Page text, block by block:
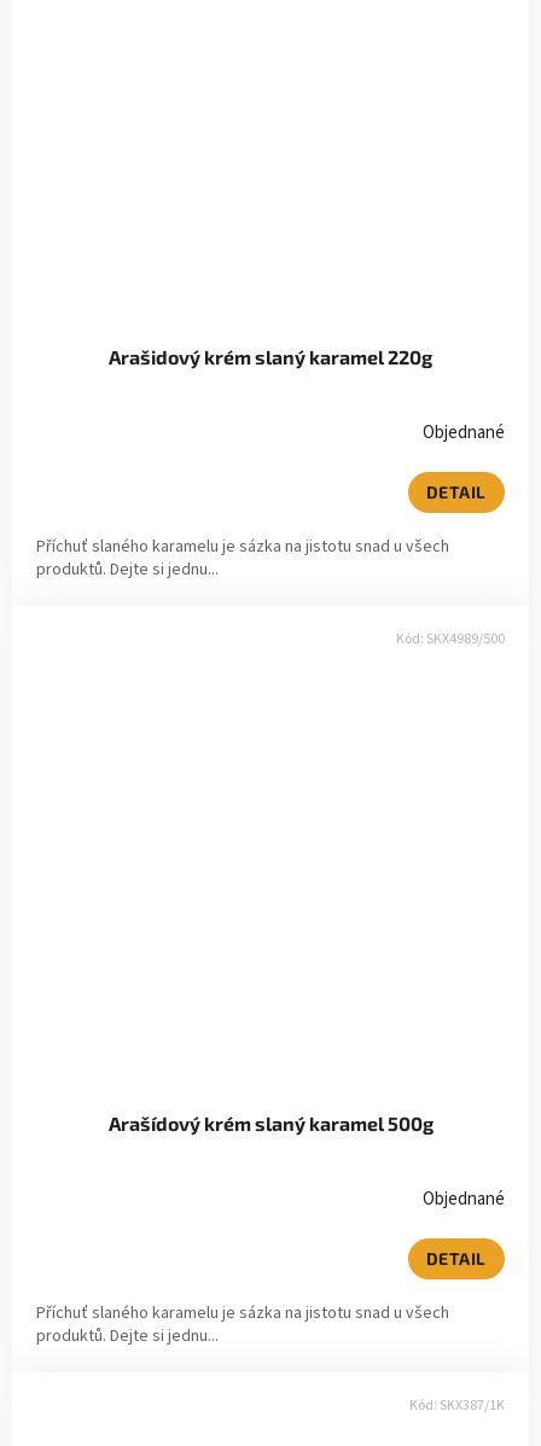
Arašidový krém slaný karamel 220g
Objednané
DETAIL
Příchuť slaného karamelu je sázka na jistotu snad u všech
produktů. Dejte si jednu...
Arašídový krém slaný karamel 500g
Objednané
DETAIL
Příchuť slaného karamelu je sázka na jistotu snad u všech
produktů. Dejte si jednu...
Kód: SKX4989/500
Kód: SKX387/1K